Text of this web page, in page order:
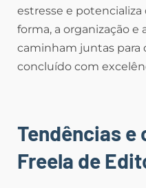
estresse e potencializa
forma, a organização e
caminham juntas para
concluído com
Tendências e
Freela de